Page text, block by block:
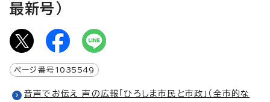
最新号）
ページ番号 1035549
音声でお伝え 声の広報「ひろしま市民と市政」（全市的な